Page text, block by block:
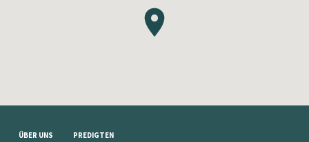
ÜBER UNS PREDIGTEN